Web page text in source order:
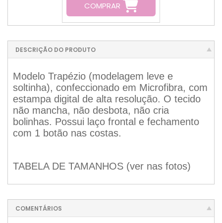
COMPRAR
DESCRIÇÃO DO PRODUTO
Modelo Trapézio (modelagem leve e
soltinha), confeccionado em Microfibra, com
estampa digital de alta resolução. O tecido
não mancha, não desbota, não cria
bolinhas. Possui laço frontal e fechamento
com 1 botão nas costas.
TABELA DE TAMANHOS (ver nas fotos)
COMENTÁRIOS